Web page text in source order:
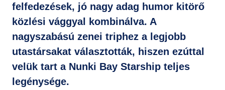
felfedezések, jó nagy adag humor kitörő
közlési vággyal kombinálva. A
nagyszabású zenei triphez a legjobb
utastársakat választották, hiszen ezúttal
velük tart a Nunki Bay Starship teljes
legénysége.